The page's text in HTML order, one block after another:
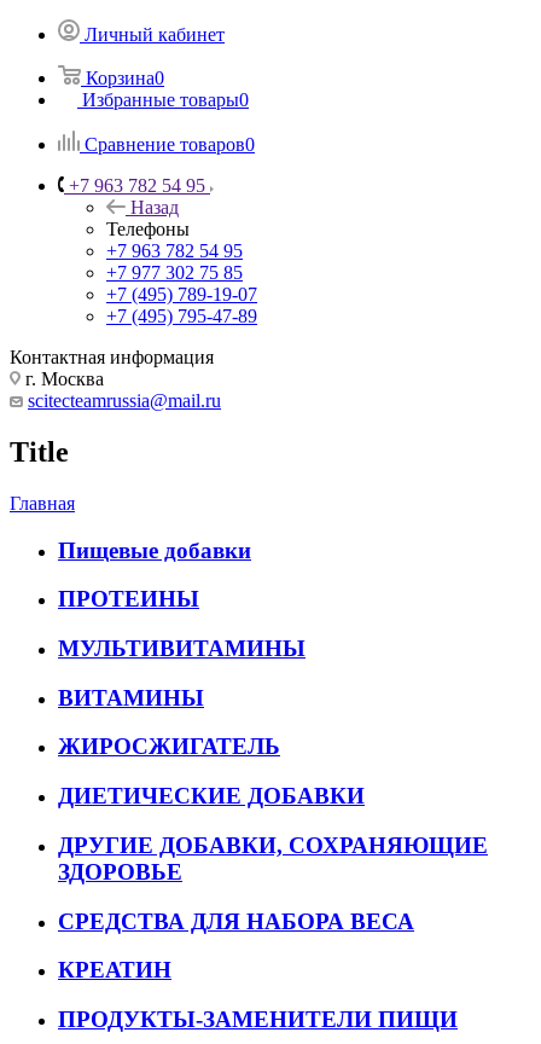
Личный кабинет
Корзина0
Избранные товары0
Сравнение товаров0
+7 963 782 54 95
Назад
Телефоны
+7 963 782 54 95
+7 977 302 75 85
+7 (495) 789-19-07
+7 (495) 795-47-89
Контактная информация
г. Москва
scitecteamrussia@mail.ru
Title
Главная
Пищевые добавки
ПРОТЕИНЫ
МУЛЬТИВИТАМИНЫ
ВИТАМИНЫ
ЖИРОСЖИГАТЕЛЬ
ДИЕТИЧЕСКИЕ ДОБАВКИ
ДРУГИЕ ДОБАВКИ, СОХРАНЯЮЩИЕ
ЗДОРОВЬЕ
СРЕДСТВА ДЛЯ НАБОРА ВЕСА
КРЕАТИН
ПРОДУКТЫ-ЗАМЕНИТЕЛИ ПИЩИ